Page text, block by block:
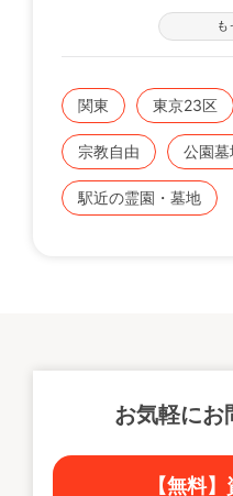
葬希望者の増加。
永代供養の必然。墓じ
も大きく変わってきて
こうした個人個人のニ
あるべき新しいカタチ
た。
今の時の流れをいち早
い。ひかりの園はその
す。
も
関東 東京23区
宗教自由 公園墓
駅近の霊園・墓地
お気軽にお
【無料